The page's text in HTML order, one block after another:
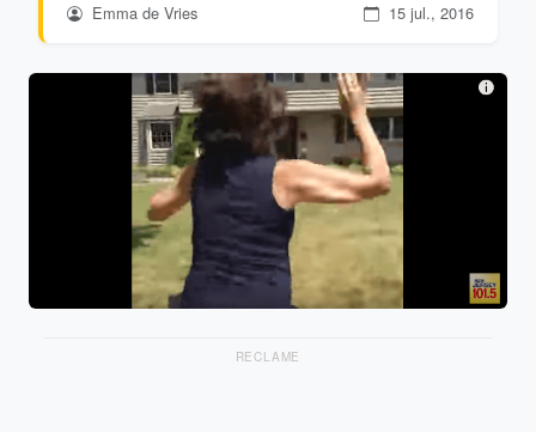
Emma de Vries 15 jul., 2016
RECLAME